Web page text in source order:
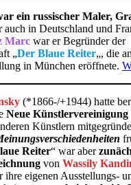
ein russischer Maler,
auch in Deutschland und
Marc war er Begründer der
„Der Blaue Reiter„, die
in München eröffnete.
(*1866-/+1944) hatte
Neue Künstlervereinigung
Künstlern
Reiter“ war aber
von Wassily
ihre eigenen Ausstellungs-